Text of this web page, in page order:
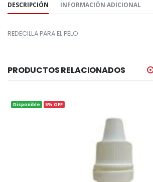
DESCRIPCIÓN INFORMACIÓN ADICIONAL
REDECILLA PARA EL PELO
PRODUCTOS RELACIONADOS
Disponible 5% OFF